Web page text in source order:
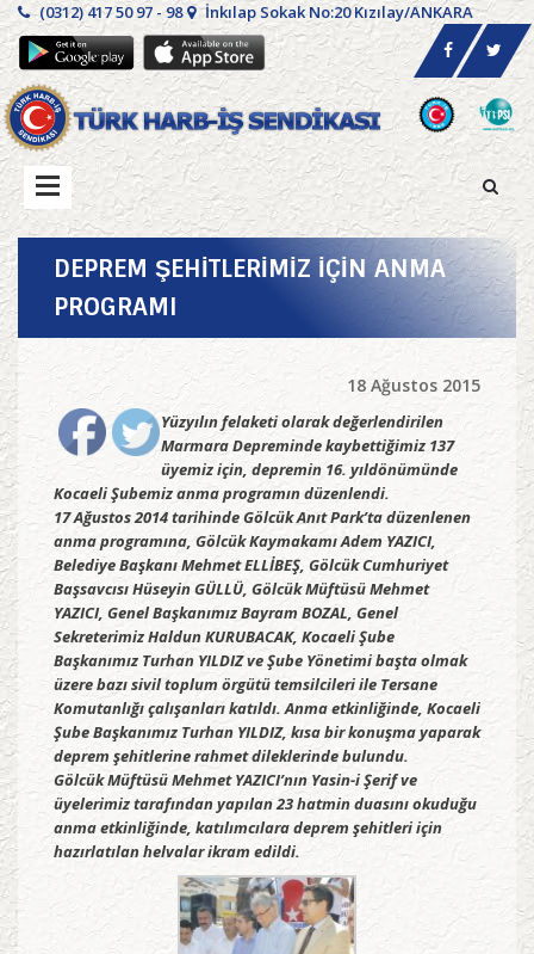
(0312) 417 50 97 - 98 İnkılap Sokak No:20 Kızılay/ANKARA
DEPREM ŞEHİTLERİMİZ İÇİN ANMA
PROGRAMI
18 Ağustos 2015
Yüzyılın felaketi olarak değerlendirilen
Marmara Depreminde kaybettiğimiz 137
üyemiz için, depremin 16. yıldönümünde
Kocaeli Şubemiz anma programın düzenlendi.
17 Ağustos 2014 tarihinde Gölcük Anıt Park’ta düzenlenen
anma programına, Gölcük Kaymakamı Adem YAZICI,
Belediye Başkanı Mehmet ELLİBEŞ, Gölcük Cumhuriyet
Başsavcısı Hüseyin GÜLLÜ, Gölcük Müftüsü Mehmet
YAZICI, Genel Başkanımız Bayram BOZAL, Genel
Sekreterimiz Haldun KURUBACAK, Kocaeli Şube
Başkanımız Turhan YILDIZ ve Şube Yönetimi başta olmak
üzere bazı sivil toplum örgütü temsilcileri ile Tersane
Komutanlığı çalışanları katıldı. Anma etkinliğinde, Kocaeli
Şube Başkanımız Turhan YILDIZ, kısa bir konuşma yaparak
deprem şehitlerine rahmet dileklerinde bulundu.
Gölcük Müftüsü Mehmet YAZICI’nın Yasin-i Şerif ve
üyelerimiz tarafından yapılan 23 hatmin duasını okuduğu
anma etkinliğinde, katılımcılara deprem şehitleri için
hazırlatılan helvalar ikram edildi.